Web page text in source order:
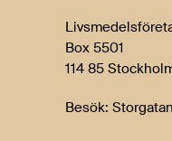
Box 5501
114 85
Besök: